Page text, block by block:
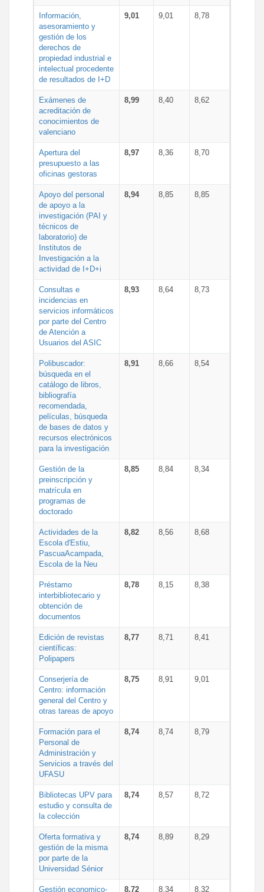
Información,
asesoramiento y
gestión de los
derechos de
propiedad industrial e
intelectual procedente
de resultados de I+D
9,01 9,01 8,78
Exámenes de
acreditación de
conocimientos de
valenciano
8,99 8,40 8,62
Apertura del
presupuesto a las
oficinas gestoras
8,97 8,36 8,70
Apoyo del personal
de apoyo a la
investigación (PAI y
técnicos de
laboratorio) de
Institutos de
Investigación a la
actividad de I+D+i
8,94 8,85 8,85
Consultas e
incidencias en
servicios informáticos
por parte del Centro
de Atención a
Usuarios del ASIC
8,93 8,64 8,73
Polibuscador:
búsqueda en el
catálogo de libros,
bibliografía
recomendada,
películas, búsqueda
de bases de datos y
recursos electrónicos
para la investigación
8,91 8,66 8,54
Gestión de la
preinscripción y
matrícula en
programas de
doctorado
8,85 8,84 8,34
Actividades de la
Escola d'Estiu,
PascuaAcampada,
Escola de la Neu
8,82 8,56 8,68
Préstamo
interbibliotecario y
obtención de
documentos
8,78 8,15 8,38
Edición de revistas
científicas:
Polipapers
8,77 8,71 8,41
Conserjería de
Centro: información
general del Centro y
otras tareas de apoyo
8,75 8,91 9,01
Formación para el
Personal de
Administración y
Servicios a través del
UFASU
8,74 8,74 8,79
Bibliotecas UPV para
estudio y consulta de
la colección
8,74 8,57 8,72
Oferta formativa y
gestión de la misma
por parte de la
Universidad Sénior
8,74 8,89 8,29
Gestión economico- 8,72 8,34 8,32